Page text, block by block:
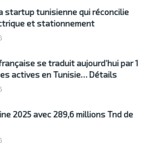
startup tunisienne qui réconcilie
et stationnement
se traduit aujourd’hui par 1
actives en Tunisie… Détails
2025 avec 289,6 millions Tnd de